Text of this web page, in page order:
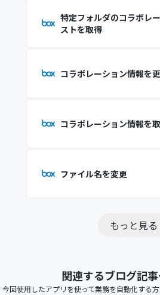
特定フォルダのコラボレ
ストを取得
コラボレーション情報を
コラボレーション情報を
ファイル名を変更
もっと見る
関連するブログ記
今回使用したアプリを使って業務を自動化する